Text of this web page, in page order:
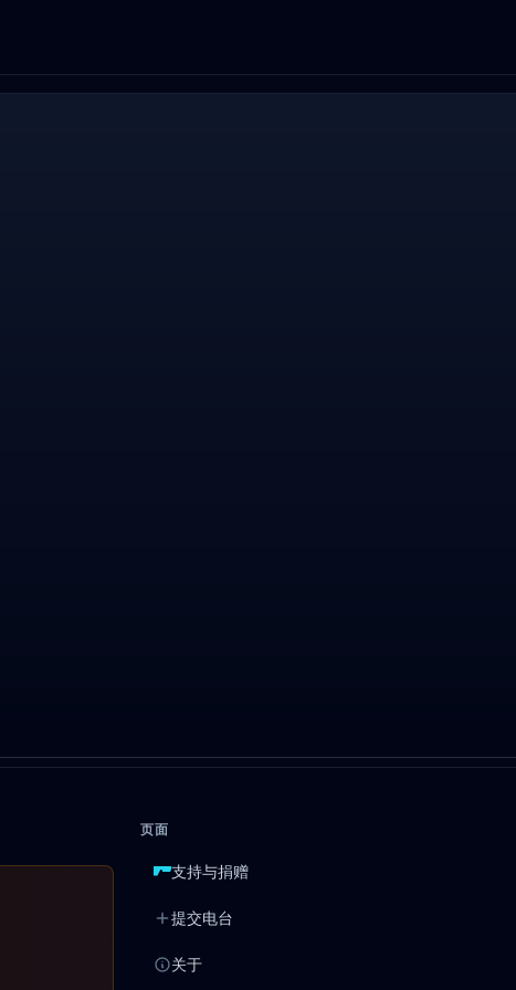
页面
支持与捐赠
提交电台
关于